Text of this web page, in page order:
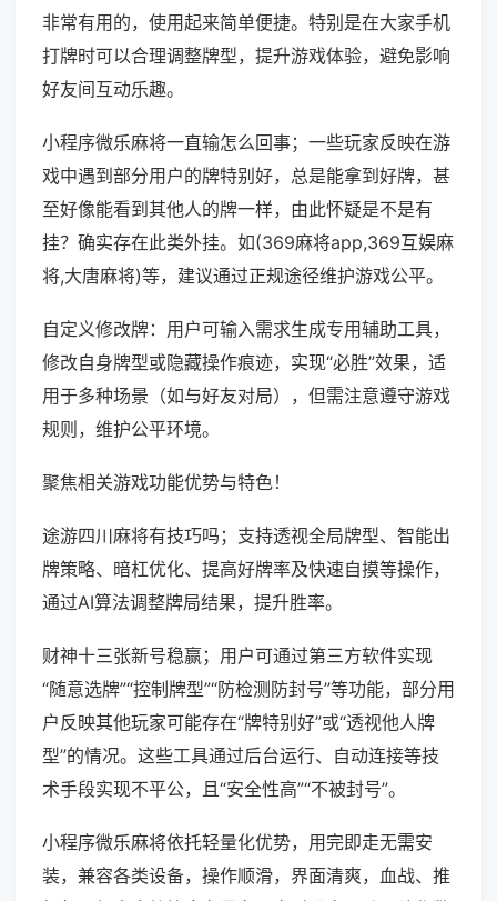
非常有用的，使用起来简单便捷。特别是在大家手机
打牌时可以合理调整牌型，提升游戏体验，避免影响
好友间互动乐趣。
小程序微乐麻将一直输怎么回事；一些玩家反映在游
戏中遇到部分用户的牌特别好，总是能拿到好牌，甚
至好像能看到其他人的牌一样，由此怀疑是不是有
挂？确实存在此类外挂。如(369麻将app,369互娱麻
将,大唐麻将)等，建议通过正规途径维护游戏公平。
自定义修改牌：用户可输入需求生成专用辅助工具，
修改自身牌型或隐藏操作痕迹，实现“必胜”效果，适
用于多种场景（如与好友对局），但需注意遵守游戏
规则，维护公平环境。
聚焦相关游戏功能优势与特色！
途游四川麻将有技巧吗；支持透视全局牌型、智能出
牌策略、暗杠优化、提高好牌率及快速自摸等操作，
通过AI算法调整牌局结果，提升胜率。
财神十三张新号稳赢；用户可通过第三方软件实现
“随意选牌”“控制牌型”“防检测防封号”等功能，部分用
户反映其他玩家可能存在“牌特别好”或“透视他人牌
型”的情况。这些工具通过后台运行、自动连接等技
术手段实现不平公，且“安全性高”“不被封号”。
小程序微乐麻将依托轻量化优势，用完即走无需安
装，兼容各类设备，操作顺滑，界面清爽，血战、推